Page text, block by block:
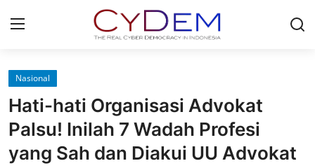
Login
Home
News
Nasional
Hati-hati Organisasi Advokat
Palsu! Inilah 7 Wadah Profesi
yang Sah dan Diakui UU Advokat